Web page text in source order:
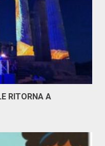
RITORNA A